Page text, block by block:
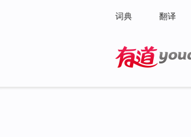
词典 翻译